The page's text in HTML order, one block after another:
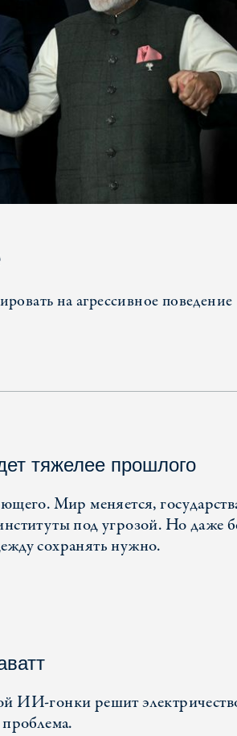
на агрессивное поведение
тяжелее прошлого
Мир меняется,
под угрозой. Но даже
сохранять нужно.
ИИ-гонки решит